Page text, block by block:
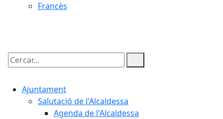
Francès
Cercar:
Ajuntament
Salutació de l'Alcaldessa
Agenda de l'Alcaldessa